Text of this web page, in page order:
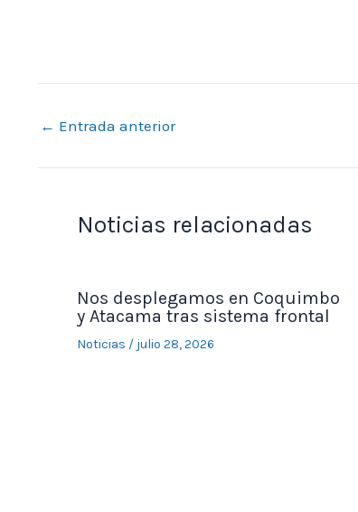
← Entrada anterior
Noticias relacionadas
Nos desplegamos en Coquimbo
y Atacama tras sistema frontal
Noticias / julio 28, 2026